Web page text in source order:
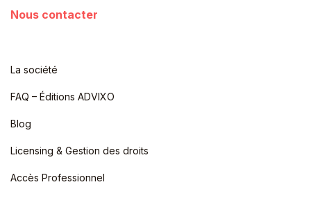
Nous contacter
La société
FAQ – Éditions ADVIXO
Blog
Licensing & Gestion des droits
Accès Professionnel